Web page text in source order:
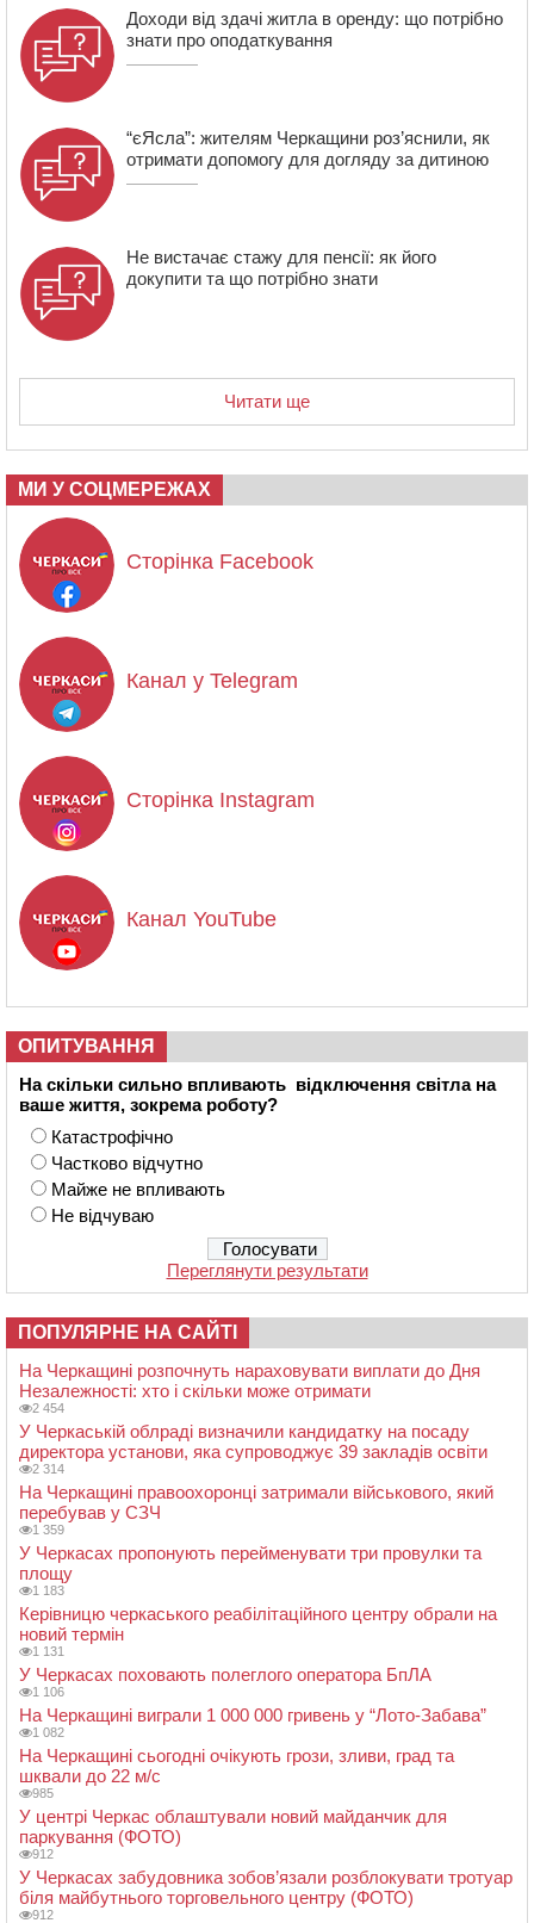
06 СЕРПНЯ 2026, ЧЕТВЕР
21:13
Вісім медалей, з яких чотири золоті: черкаські
спортсмени тріумфували на чемпіонаті України
Доходи від здачі житла в оренду: що потрібно
знати про оподаткування
“єЯсла”: жителям Черкащини роз’яснили, як
отримати допомогу для догляду за дитиною
Не вистачає стажу для пенсії: як його
докупити та що потрібно знати
Читати ще
МИ У СОЦМЕРЕЖАХ
Сторінка Facebook
Канал у Telegram
Сторінка Instagram
Канал YouTube
ОПИТУВАННЯ
На скільки сильно впливають відключення світла на
ваше життя, зокрема роботу?
Катастрофічно
Частково відчутно
Майже не впливають
Не відчуваю
Переглянути результати
ПОПУЛЯРНЕ НА САЙТІ
На Черкащині розпочнуть нараховувати виплати до Дня
Незалежності: хто і скільки може отримати
2 454
У Черкаській облраді визначили кандидатку на посаду
директора установи, яка супроводжує 39 закладів освіти
2 314
На Черкащині правоохоронці затримали військового, який
перебував у СЗЧ
1 359
У Черкасах пропонують перейменувати три провулки та
площу
1 183
Керівницю черкаського реабілітаційного центру обрали на
новий термін
1 131
У Черкасах поховають полеглого оператора БпЛА
1 106
На Черкащині виграли 1 000 000 гривень у “Лото-Забава”
1 082
На Черкащині сьогодні очікують грози, зливи, град та
шквали до 22 м/с
985
У центрі Черкас облаштували новий майданчик для
паркування (ФОТО)
912
У Черкасах забудовника зобов’язали розблокувати тротуар
біля майбутнього торговельного центру (ФОТО)
912